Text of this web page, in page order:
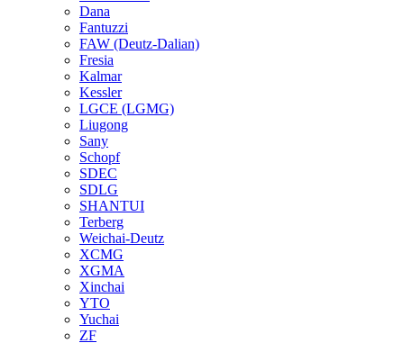
Dana
Fantuzzi
FAW (Deutz-Dalian)
Fresia
Kalmar
Kessler
LGCE (LGMG)
Liugong
Sany
Schopf
SDEC
SDLG
SHANTUI
Terberg
Weichai-Deutz
XCMG
XGMA
Xinchai
YTO
Yuchai
ZF